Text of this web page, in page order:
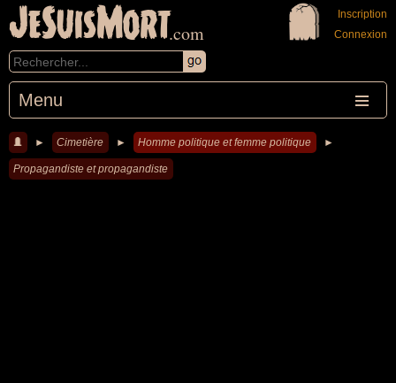
JeSuisMort.com
Menu
Inscription
Connexion
► Cimetière ► Homme politique et femme politique ►
Propagandiste et propagandiste